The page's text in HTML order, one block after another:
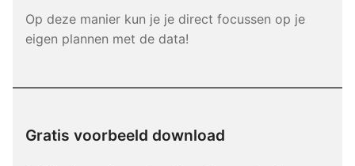
Op deze manier kun je je direct focussen op je
eigen plannen met de data!
Gratis voorbeeld download